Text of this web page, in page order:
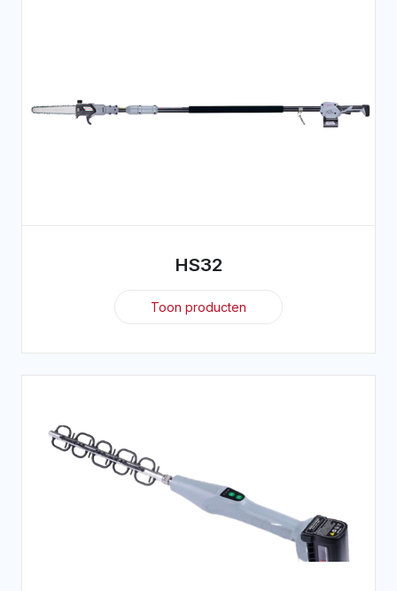
HS32
Toon producten